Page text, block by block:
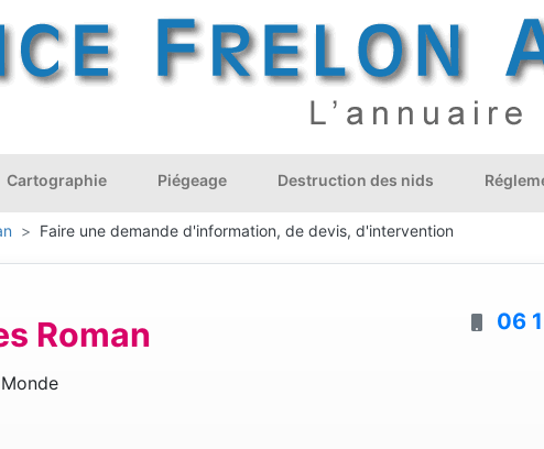
Cartographie Piégeage Destruction des nids
Faire une demande d'information, de devis, d'intervention
Roman 06